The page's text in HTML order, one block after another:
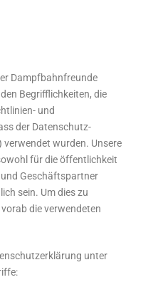
Dampfbahnfreunde
Begrifflichkeiten, die
und
der Datenschutz-
verwendet wurden. Unsere
für die öffentlichkeit
Geschäftspartner
sein. Um dies zu
die verwendeten
unter